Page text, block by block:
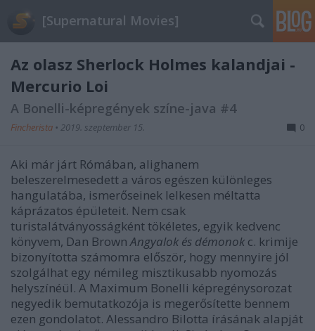
[Supernatural Movies]
Az olasz Sherlock Holmes kalandjai -
Mercurio Loi
A Bonelli-képregények színe-java #4
Fincherista • 2019. szeptember 15. 0
Aki már járt Rómában, alighanem
beleszerelmesedett a város egészen különleges
hangulatába, ismerőseinek lelkesen méltatta
káprázatos épületeit. Nem csak
turistalátványosságként tökéletes, egyik kedvenc
könyvem, Dan BrownAngyalok és démonok c. krimije
bizonyította számomra először, hogy mennyire jól
szolgálhat egy némileg misztikusabb nyomozás
helyszínéül. A Maximum Bonelli képregénysorozat
negyedik bemutatkozója is megerősítette bennem
ezen gondolatot. Alessandro Bilotta írásának alapját